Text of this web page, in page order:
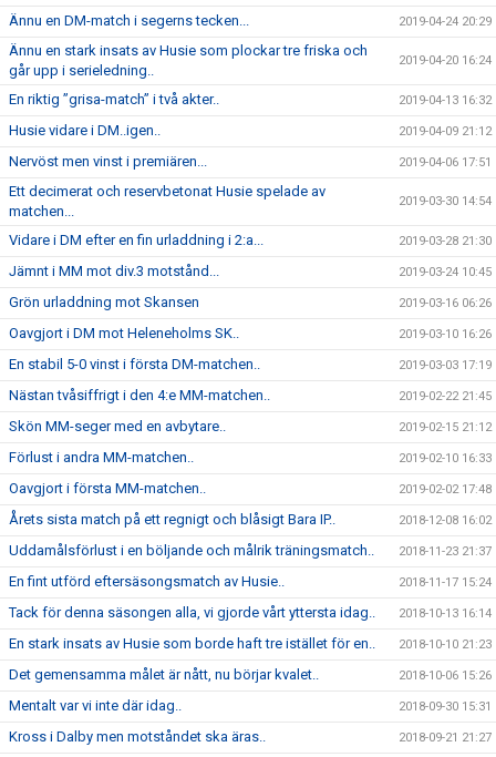
Ännu en DM-match i segerns tecken... 2019-04-24 20:29
Ännu en stark insats av Husie som plockar tre friska och
går upp i serieledning..
2019-04-20 16:24
En riktig ”grisa-match” i två akter.. 2019-04-13 16:32
Husie vidare i DM..igen.. 2019-04-09 21:12
Nervöst men vinst i premiären... 2019-04-06 17:51
Ett decimerat och reservbetonat Husie spelade av
matchen...
2019-03-30 14:54
Vidare i DM efter en fin urladdning i 2:a... 2019-03-28 21:30
Jämnt i MM mot div.3 motstånd... 2019-03-24 10:45
Grön urladdning mot Skansen 2019-03-16 06:26
Oavgjort i DM mot Heleneholms SK.. 2019-03-10 16:26
En stabil 5-0 vinst i första DM-matchen.. 2019-03-03 17:19
Nästan tvåsiffrigt i den 4:e MM-matchen.. 2019-02-22 21:45
Skön MM-seger med en avbytare.. 2019-02-15 21:12
Förlust i andra MM-matchen.. 2019-02-10 16:33
Oavgjort i första MM-matchen.. 2019-02-02 17:48
Årets sista match på ett regnigt och blåsigt Bara IP.. 2018-12-08 16:02
Uddamålsförlust i en böljande och målrik träningsmatch.. 2018-11-23 21:37
En fint utförd eftersäsongsmatch av Husie.. 2018-11-17 15:24
Tack för denna säsongen alla, vi gjorde vårt yttersta idag.. 2018-10-13 16:14
En stark insats av Husie som borde haft tre istället för en.. 2018-10-10 21:23
Det gemensamma målet är nått, nu börjar kvalet.. 2018-10-06 15:26
Mentalt var vi inte där idag.. 2018-09-30 15:31
Kross i Dalby men motståndet ska äras.. 2018-09-21 21:27